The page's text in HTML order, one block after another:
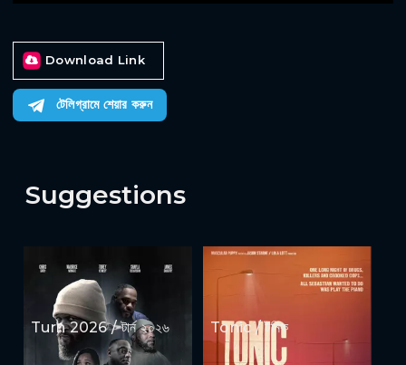
Download Link
টেলিগ্রামে শেয়ার করুন
Suggestions
Turn 2026 / টার্ন ২০২৬ Tonic / টনিক